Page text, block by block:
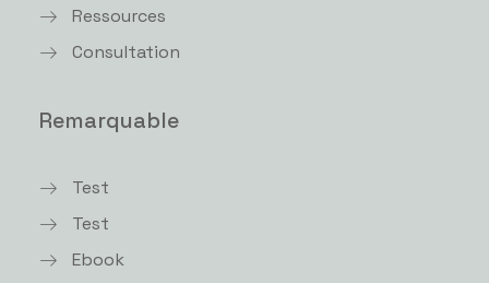
Ressources
Consultation
Remarquable
Test
Test
Ebook